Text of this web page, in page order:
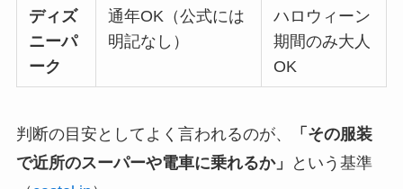
ディズ
ニーパ
ーク
通年OK（公式には
明記なし）
ハロウィーン
期間のみ大人
OK
判断の目安としてよく言われるのが、
「その服装
で近所のスーパーや電車に乗れるか」
という基準